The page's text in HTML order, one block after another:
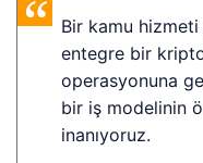
Bir kamu
entegre bir
operasyonuna
bir iş modelinin
inanıyoruz.